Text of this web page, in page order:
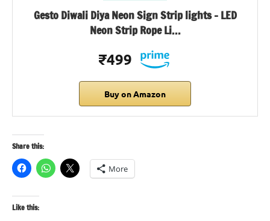
Gesto Diwali Diya Neon Sign Strip lights – LED
Neon Strip Rope Li…
₹499
Buy on Amazon
Share this:
More
Like this: